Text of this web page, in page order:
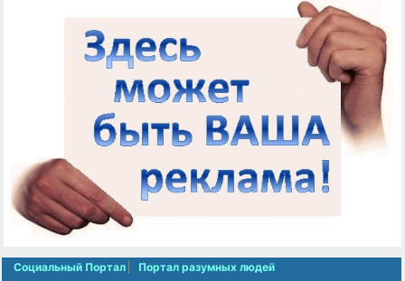
Социальный Портал Портал разумных людей